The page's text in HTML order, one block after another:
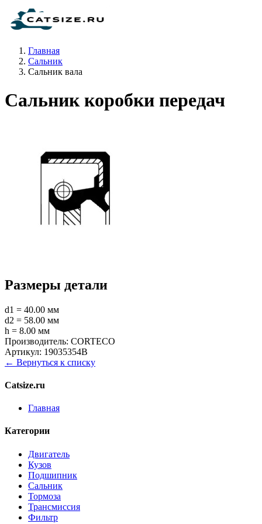
Главная
Сальник
Сальник вала
Сальник коробки передач
Размеры детали
d1 = 40.00 мм
d2 = 58.00 мм
h = 8.00 мм
Производитель: CORTECO
Артикул: 19035354B
← Вернуться к списку
Catsize.ru
Главная
Категории
Двигатель
Кузов
Подшипник
Сальник
Тормоза
Трансмиссия
Фильтр